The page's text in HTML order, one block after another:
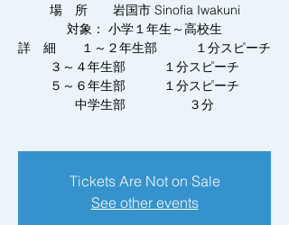
場 所 岩国市 Sinofia Iwakuni
対象： 小学１年生～高校生
詳 細 １～２年生部 １分スピーチ
３～４年生部 １分スピーチ
５～６年生部 １分スピーチ
中学生部 ３分
Tickets Are Not on Sale
See other events